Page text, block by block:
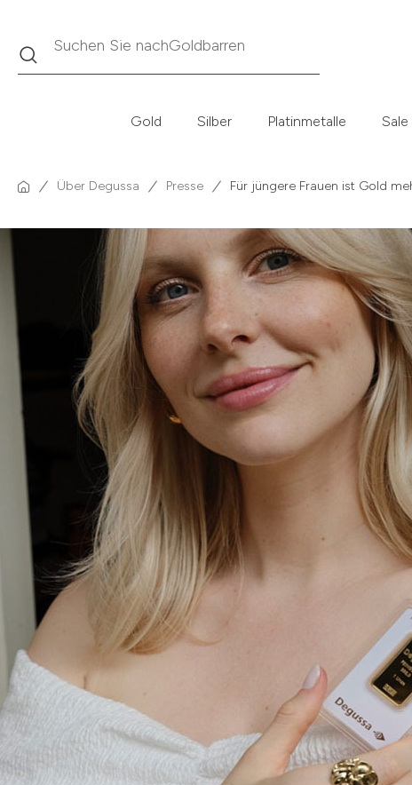
Suche Suchen Sie nach
Krügerrand
Gold Silber Platinmetalle Sale
Über Degussa Presse Für jüngere Frauen ist Gold